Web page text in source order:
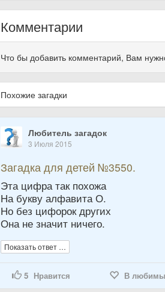
Комментарии
Что бы добавить комментарий, Вам
Похожие загадки
Любитель загадок
3 Июля 2015
Загадка для детей №3550.
Эта цифра так похожа
На букву алфавита О.
Но без цифорок других
Она не значит ничего.
Показать ответ …
5 Нравится В